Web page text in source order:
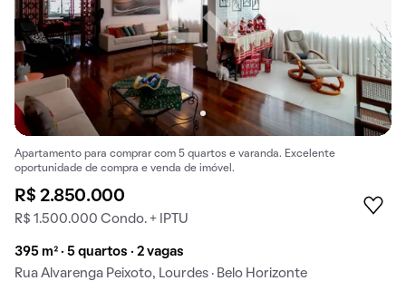
Apartamento para comprar com 5 quartos e varanda. Excelente
oportunidade de compra e venda de imóvel.
R$ 2.850.000
R$ 1.500.000 Condo. + IPTU
395 m² · 5 quartos · 2 vagas
Rua Alvarenga Peixoto, Lourdes · Belo Horizonte